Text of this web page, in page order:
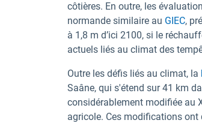
côtières. En outre, les
normande similaire au GIEC,
à 1,8 m d’ici 2100, si le
actuels liés au climat des
Outre les défis liés au climat, la
Saâne, qui s'étend sur 41 km
considérablement modifiée au
agricole. Ces modifications ont